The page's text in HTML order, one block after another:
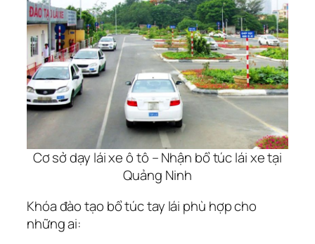
Cơ sở dạy lái xe ô tô – Nhận bổ túc lái xe tại
Quảng Ninh
Khóa đào tạo bổ túc tay lái phù hợp cho
những ai: